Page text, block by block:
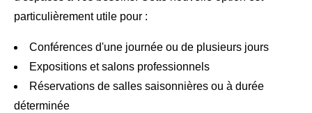
particulièrement utile pour :
Conférences d'une journée ou de plusieurs jours
Expositions et salons professionnels
Réservations de salles saisonnières ou à durée
déterminée